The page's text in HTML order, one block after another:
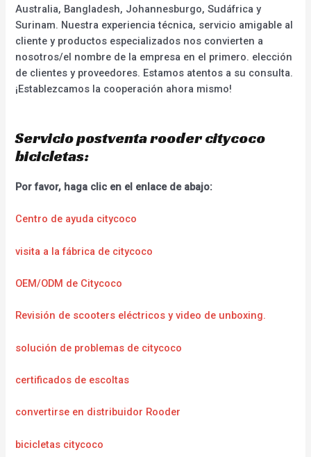
Australia, Bangladesh, Johannesburgo, Sudáfrica y
Surinam. Nuestra experiencia técnica, servicio amigable al
cliente y productos especializados nos convierten a
nosotros/el nombre de la empresa en el primero. elección
de clientes y proveedores. Estamos atentos a su consulta.
¡Establezcamos la cooperación ahora mismo!
Servicio postventa rooder citycoco
bicicletas:
Por favor, haga clic en el enlace de abajo:
Centro de ayuda citycoco
visita a la fábrica de citycoco
OEM/ODM de Citycoco
Revisión de scooters eléctricos y video de unboxing.
solución de problemas de citycoco
certificados de escoltas
convertirse en distribuidor Rooder
bicicletas citycoco